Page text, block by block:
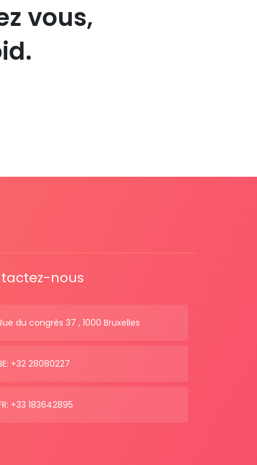
vous,
nous
du congrès 37 , 1000 Bruxelles
+32 28080227
+33 183642895